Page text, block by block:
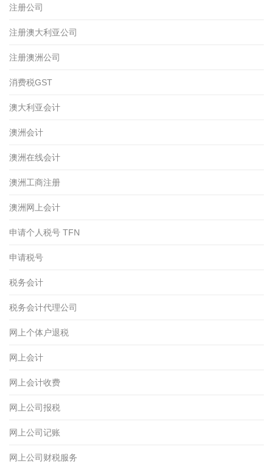
注册公司
注册澳大利亚公司
注册澳洲公司
消费税GST
澳大利亚会计
澳洲会计
澳洲在线会计
澳洲工商注册
澳洲网上会计
申请个人税号 TFN
申请税号
税务会计
税务会计代理公司
网上个体户退税
网上会计
网上会计收费
网上公司报税
网上公司记账
网上公司财税服务